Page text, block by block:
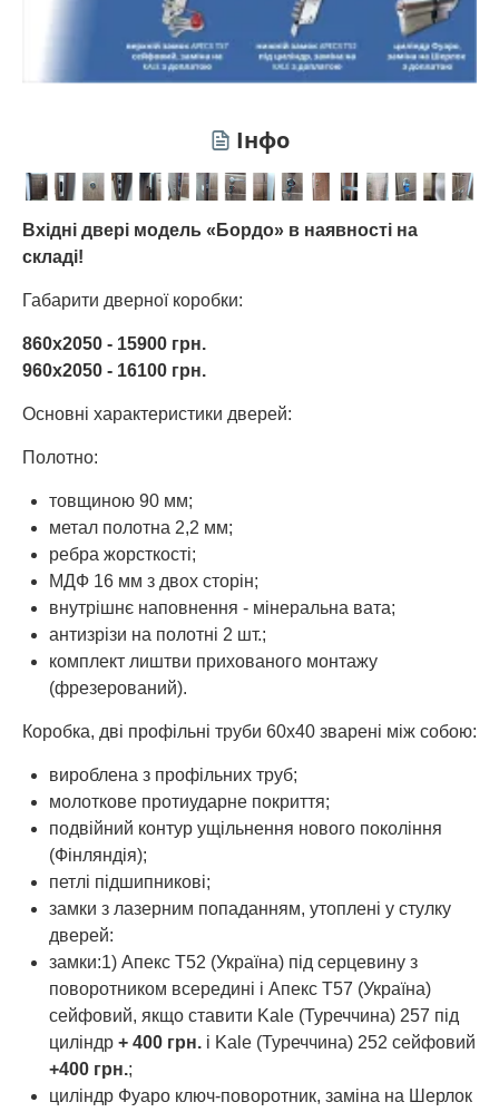
Інфо
Вхідні двері модель «Бордо» в наявності на
складі!
Габарити дверної коробки:
860х2050 - 15900 грн.
960х2050 - 16100 грн.
Основні характеристики дверей:
Полотно:
товщиною 90 мм;
метал полотна 2,2 мм;
ребра жорсткості;
МДФ 16 мм з двох сторін;
внутрішнє наповнення - мінеральна вата;
антизрізи на полотні 2 шт.;
комплект лиштви прихованого монтажу
(фрезерований).
Коробка, дві профільні труби 60х40 зварені між собою:
вироблена з профільних труб;
молоткове протиударне покриття;
подвійний контур ущільнення нового покоління
(Фінляндія);
петлі підшипникові;
замки з лазерним попаданням, утоплені у стулку
дверей:
замки:1) Апекс Т52 (Україна) під серцевину з
поворотником всередині і Апекс Т57 (Україна)
сейфовий, якщо ставити Kale (Туреччина) 257 під
циліндр + 400 грн. і Kale (Туреччина) 252 сейфовий
+400 грн.;
циліндр Фуаро ключ-поворотник, заміна на Шерлок